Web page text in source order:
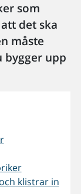
som
det ska
måste
bygger upp
klistrar in